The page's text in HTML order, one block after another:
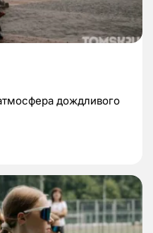
дождливого